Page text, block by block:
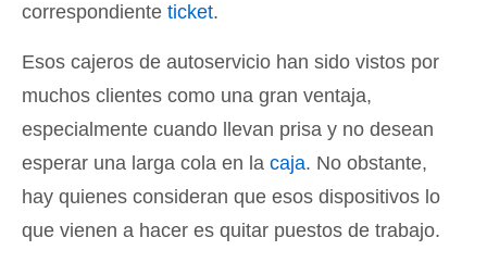
correspondiente ticket.
Esos cajeros de autoservicio han sido vistos por
muchos clientes como una gran ventaja,
especialmente cuando llevan prisa y no desean
esperar una larga cola en la caja. No obstante,
hay quienes consideran que esos dispositivos lo
que vienen a hacer es quitar puestos de trabajo.